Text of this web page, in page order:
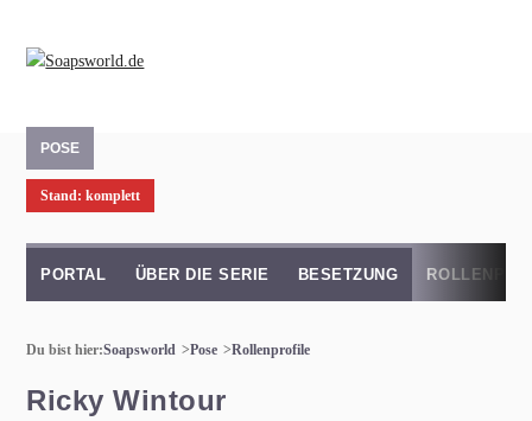
POSE
Stand: komplett
PORTAL ÜBER DIE SERIE BESETZUNG
Du bist hier:Soapsworld Pose Rollenprofile
Ricky Wintour